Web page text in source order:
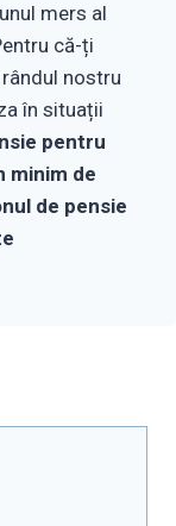
mers al
că-ți
nostru
în situații
pentru
minim de
de pensie